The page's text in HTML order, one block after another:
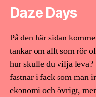
Daze Days
På den här sidan
tankar om allt som rör
hur skulle du vilja leva?
fastnar i fack som man
ekonomi och övrigt,